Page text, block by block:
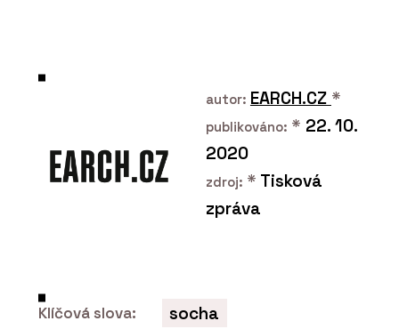
autor: EARCH.CZ *
publikováno: * 22. 10.
2020
zdroj: * Tisková
zpráva
Klíčová slova: socha